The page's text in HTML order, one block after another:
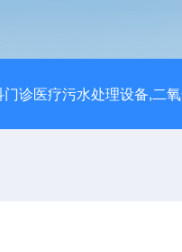
诊医疗污水处理设备,二